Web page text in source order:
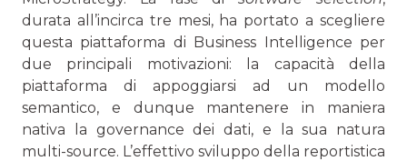
durata all’incirca tre mesi, ha portato a scegliere
questa piattaforma di Business Intelligence per
due principali motivazioni: la capacità della
piattaforma di appoggiarsi ad un modello
semantico, e dunque mantenere in maniera
nativa la governance dei dati, e la sua natura
multi-source. L’effettivo sviluppo della reportistica